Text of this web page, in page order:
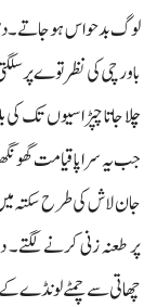
لوگ بدحواس ہو جاتے۔
باورچی کی نظر توے
چلا جاتا چپڑاسیوں تک
جب یہ سراپا قیامت
جان لاش کی طرح سکتہ
پر طعنہ زنی کرنے
چھاتی سے چمٹے لونڈے